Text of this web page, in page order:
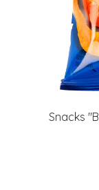
Snacks